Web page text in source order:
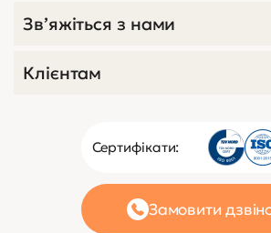
Сертифікати:
Замовити
Зв’яжіться з нами
Клієнтам